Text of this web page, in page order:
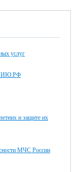
услуг
и защите их
МЧС России